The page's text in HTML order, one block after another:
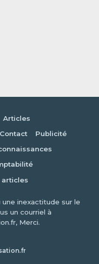
Articles
Contact
Publicité
articles
inexactitude sur le
un courriel à
Merci.